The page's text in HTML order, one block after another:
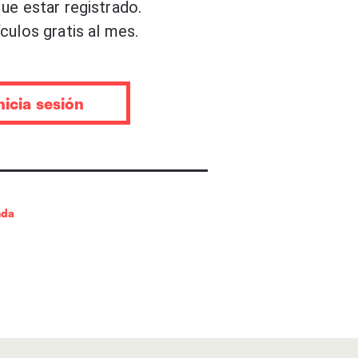
Williams van en esa
casi se abre en canal.
una luz para la
sobre Anderson:
vital de su padre,
estar registrado.
gratis al mes.
sesión